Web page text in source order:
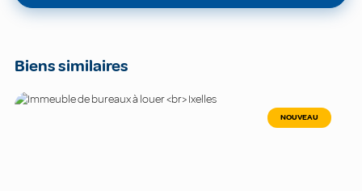
Biens similaires
NOUVEAU